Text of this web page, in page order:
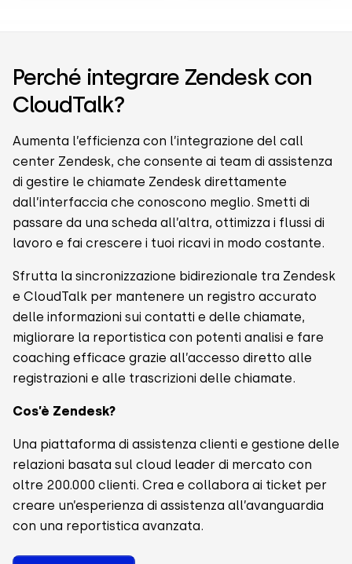
Perché integrare Zendesk con
CloudTalk?
Aumenta l’efficienza con l’integrazione del call
center Zendesk, che consente ai team di assistenza
di gestire le chiamate Zendesk direttamente
dall’interfaccia che conoscono meglio. Smetti di
passare da una scheda all’altra, ottimizza i flussi di
lavoro e fai crescere i tuoi ricavi in modo costante.
Sfrutta la sincronizzazione bidirezionale tra Zendesk
e CloudTalk per mantenere un registro accurato
delle informazioni sui contatti e delle chiamate,
migliorare la reportistica con potenti analisi e fare
coaching efficace grazie all’accesso diretto alle
registrazioni e alle trascrizioni delle chiamate.
Cos’è Zendesk?
Una piattaforma di assistenza clienti e gestione delle
relazioni basata sul cloud leader di mercato con
oltre 200.000 clienti. Crea e collabora ai ticket per
creare un’esperienza di assistenza all’avanguardia
con una reportistica avanzata.